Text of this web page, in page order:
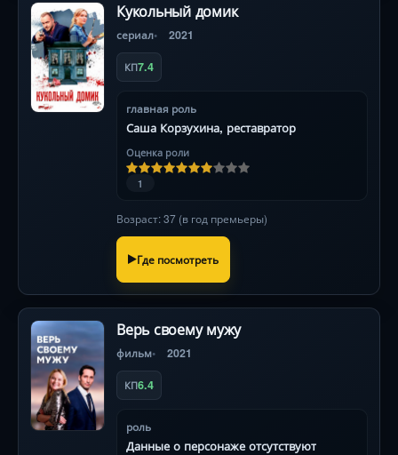
Кукольный домик
сериал 2021
КП7.4
главная роль
Саша Корзухина, реставратор
Оценка роли
1
Возраст: 37 (в год премьеры)
Где посмотреть
Верь своему мужу
фильм 2021
КП6.4
роль
Данные о персонаже отсутствуют